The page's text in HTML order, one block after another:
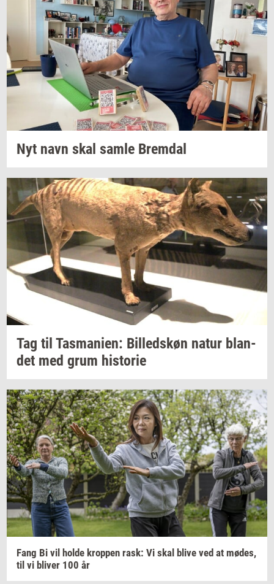
Nyt navn skal samle Brem­dal
Tag til Tas­ma­ni­en: Bil­leds­køn natur blan­
det med grum hi­sto­rie
Fang Bi vil holde krop­pen rask: Vi skal blive ved at mødes,
til vi bli­ver 100 år